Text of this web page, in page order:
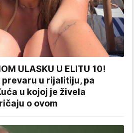
ULASKU U ELITU 10!
u rijalitiju, pa
u kojoj je živela
o ovom